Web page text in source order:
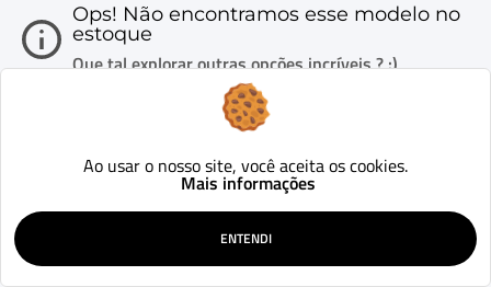
Ops! Não encontramos esse modelo no
estoque
Que tal explorar outras opções incríveis ? :)
Ao usar o nosso site, você aceita os cookies.
Mais informações
ENTENDI